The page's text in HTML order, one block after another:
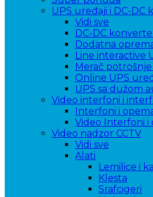
UPS uređaji i DC-DC
Vidi sve
DC-DC
Dodatna
Line interactive
Merač
Online UPS
UPS sa dužom
Video interfoni i
Interfoni i
Video Interfoni i
Video nadzor CCTV
Vidi sve
Alati
Lemilice i
Klesta
Srafcigeri